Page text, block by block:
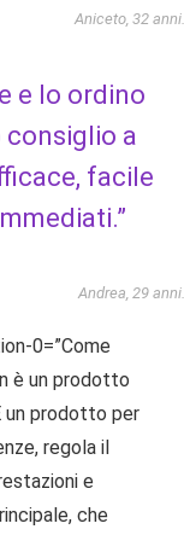
Aniceto, 32 anni.
e lo ordino
consiglio a
facile
Andrea, 29 anni.
0=”Come
è un prodotto
un prodotto per
regola il
e
che